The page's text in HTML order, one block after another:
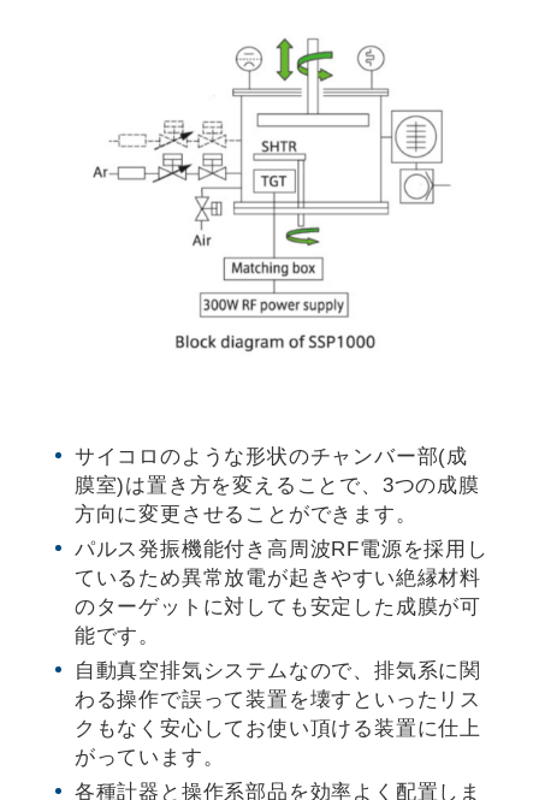
サイコロのような形状のチャンバー部(成
膜室)は置き方を変えることで、3つの成膜
方向に変更させることができます。
パルス発振機能付き高周波RF電源を採用し
ているため異常放電が起きやすい絶縁材料
のターゲットに対しても安定した成膜が可
能です。
自動真空排気システムなので、排気系に関
わる操作で誤って装置を壊すといったリス
クもなく安心してお使い頂ける装置に仕上
がっています。
各種計器と操作系部品を効率よく配置しま